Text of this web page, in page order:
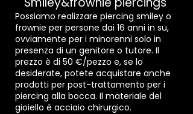
Possiamo realizzare piercing smiley o
frownie per persone dai 16 anni in su,
ovviamente per i minorenni solo in
presenza di un genitore o tutore. Il
prezzo è di 50 €/pezzo e, se lo
desiderate, potete acquistare anche
prodotti per post-trattamento per i
piercing alla bocca. Il materiale del
gioiello è acciaio chirurgico.